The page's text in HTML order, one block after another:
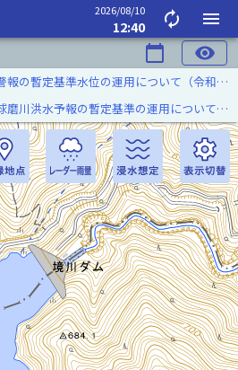
2026/08/10
12:40 autorenew
menu
calendar_today visibility
令和８年熊本地震に伴う水防警報の暫定基準水位の運用について（令和８年８月７日）
「令和８年熊本地震」に伴う球磨川洪水予報の暫定基準の運用について（令和８年８月５日）